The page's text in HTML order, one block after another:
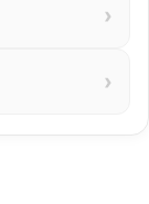
›
›